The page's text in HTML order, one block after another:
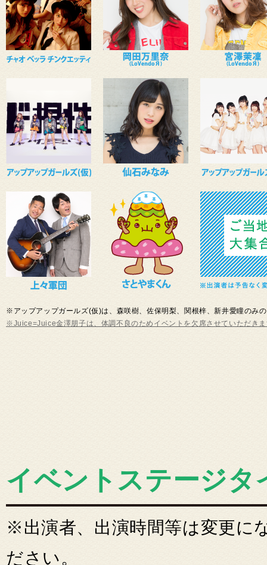
※アップアップガールズ(仮)は、森咲樹、佐保明梨、関根梓、新井愛瞳のみ
※Juice=Juice金澤朋子は、体調不良のためイベントを欠席させていただき
イベントステージタ
※出演者、出演時間等は変更に
ださい。